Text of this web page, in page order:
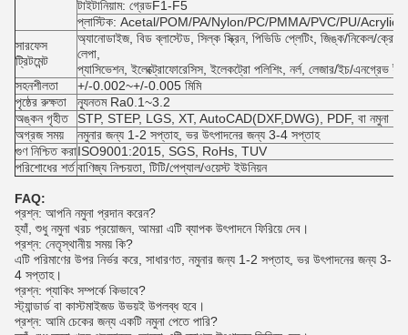
টাইটানিয়াম: গ্রেডF1-F5
প্লাস্টিক: Acetal/POM/PA/Nylon/PC/PMMA/PVC/PU/Acrylic/
সারফেস
ট্রিটমেন্ট
অ্যানোডাইজ, বিড ব্লাস্টেড, সিল্ক স্ক্রিন, পিভিডি প্লেটিং, জিঙ্ক/নিকেল/ক্রোম/
লেপা,
প্যাসিভেশন, ইলেক্ট্রোফোরেসিস, ইলেকট্রো পলিশিং, নর্ল, লেজার/ইচ/এনগ্রেভ
সহনশীলতা
+/-0.002~+/-0.005 মিমি
পৃষ্ঠের রুক্ষতা
ন্যূনতম Ra0.1~3.2
অঙ্কন গৃহীত
STP, STEP, LGS, XT, AutoCAD(DXF,DWG), PDF, বা নমুনা
অগ্রজ সময়
নমুনার জন্য 1-2 সপ্তাহ, ভর উৎপাদনের জন্য 3-4 সপ্তাহ
গুণ নিশ্চিত করাISO9001:2015, SGS, RoHs, TUV
পরিশোধের শর্তবাণিজ্য নিশ্চয়তা, টিটি/পেপ্যাল/ওয়েস্ট ইউনিয়ন
FAQ:
প্রশ্ন: আপনি নমুনা প্রদান করেন?
হ্যাঁ, শুধু নমুনা খরচ প্রয়োজন, আমরা এটি ব্যাপক উৎপাদনে ফিরিয়ে দেব।
প্রশ্ন: নেতৃস্থানীয় সময় কি?
এটি পরিমাণের উপর নির্ভর করে, সাধারণত, নমুনার জন্য 1-2 সপ্তাহ, ভর উৎপাদনের জন্য 3-
4 সপ্তাহ।
প্রশ্ন: প্যাকিং সম্পর্কে কিভাবে?
স্ট্যান্ডার্ড বা কাস্টমাইজড উভয়ই উপলব্ধ হবে।
প্রশ্ন: আমি চেকের জন্য একটি নমুনা পেতে পারি?